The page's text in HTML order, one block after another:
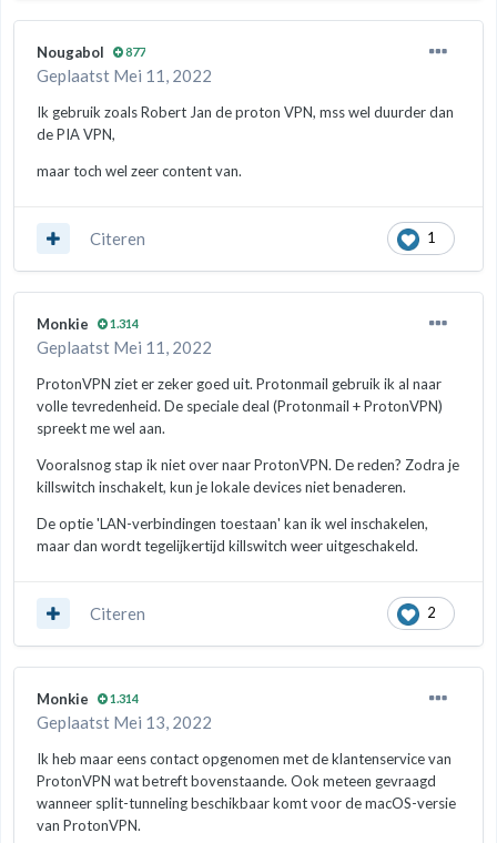
Nougabol 877
Geplaatst Mei 11, 2022
Ik gebruik zoals Robert Jan de proton VPN, mss wel duurder dan
de PIA VPN,
maar toch wel zeer content van.
1
Citeren
Monkie 1.314
Geplaatst Mei 11, 2022
ProtonVPN ziet er zeker goed uit. Protonmail gebruik ik al naar
volle tevredenheid. De speciale deal (Protonmail + ProtonVPN)
spreekt me wel aan.
Vooralsnog stap ik niet over naar ProtonVPN. De reden? Zodra je
killswitch inschakelt, kun je lokale devices niet benaderen.
De optie 'LAN-verbindingen toestaan' kan ik wel inschakelen,
maar dan wordt tegelijkertijd killswitch weer uitgeschakeld.
2
Citeren
Monkie 1.314
Geplaatst Mei 13, 2022
Ik heb maar eens contact opgenomen met de klantenservice van
ProtonVPN wat betreft bovenstaande. Ook meteen gevraagd
wanneer split-tunneling beschikbaar komt voor de macOS-versie
van ProtonVPN.